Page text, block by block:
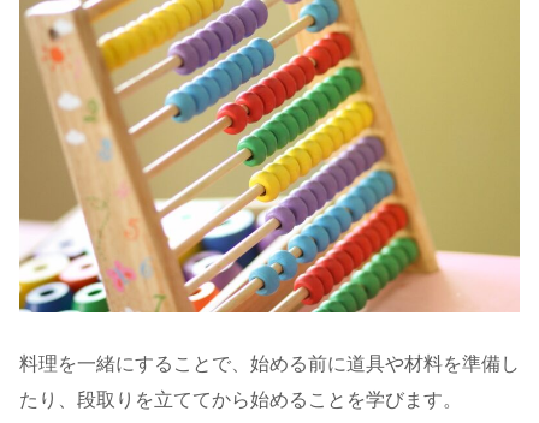
料理を一緒にすることで、始める前に道具や材料を準備し
たり、段取りを立ててから始めることを学びます。